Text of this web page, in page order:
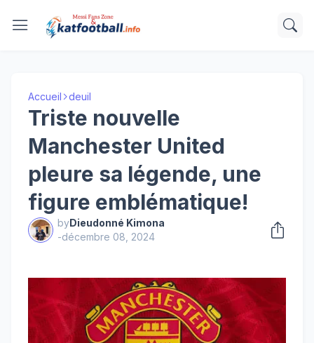
Accueil deuil
Triste nouvelle
Manchester United
pleure sa légende, une
figure emblématique!
byDieudonné Kimona
-décembre 08, 2024